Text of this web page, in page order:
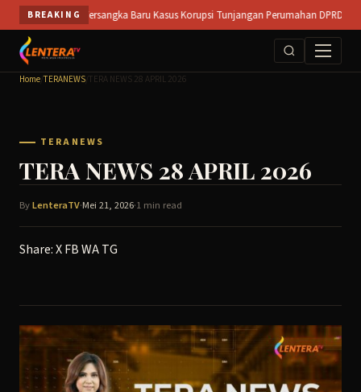
Skip
to
content
BREAKING
Buka Peluang Tersangka Baru Kasus Korupsi Tunjangan Perumahan DPRD ||
Home /TERANEWS TERA NEWS 28 APRIL 2026
TERANEWS
TERA NEWS 28 APRIL 2026
ByLenteraTV·Mei 21, 2026·1 min read
Share:XFBWATG